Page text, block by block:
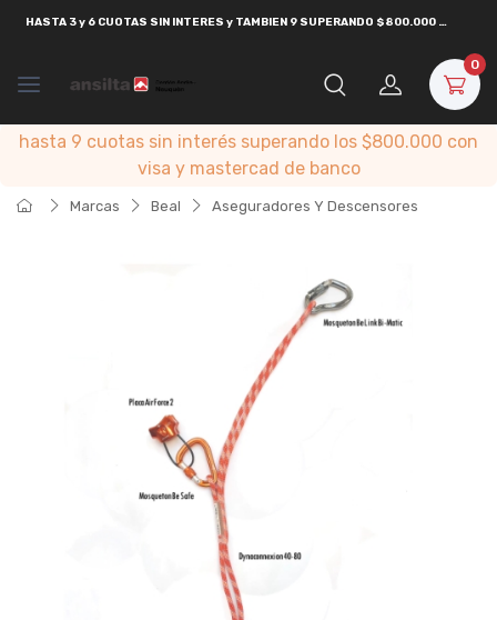
HASTA 3 y 6 CUOTAS SIN INTERES y TAMBIEN 9 SUPERANDO $800.000 CON
0
hasta 9 cuotas sin interés superando los $800.000 con
visa y mastercad de banco
Marcas Beal Aseguradores Y Descensores